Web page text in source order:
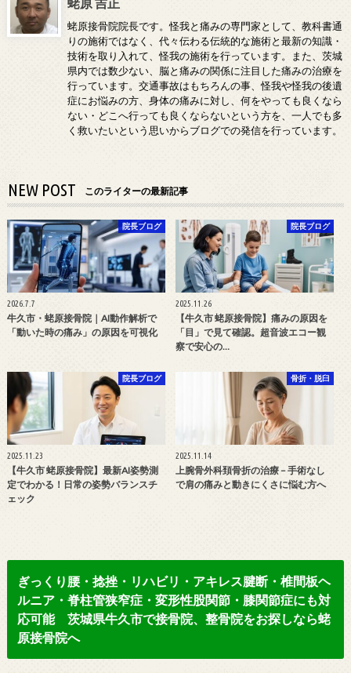
蛯原接骨院院長です。怪我と痛みの専門家として、教科書通
りの施術ではなく、代々伝わる伝統的な施術と最新の知識・
技術を取り入れて、怪我の施術を行っています。また、茨城
県内では数少ない、脳と痛みの関係に注目した痛みの治療を
行っています。交通事故はもちろんの事、怪我や怪我の後遺
症にお悩みの方、身体の痛みに対し、何をやっても良くなら
ない・どこへ行っても良くならないという方を、一人でも多
く救いたいという思いからブログでの発信を行っています。
NEW POST このライターの最新記事
院長ブログ
2026.7.7
牛久市・蛯原接骨院｜AI動作解析で
「動いた時の痛み」の原因を可視化
院長ブログ
2025.11.26
【牛久市 蛯原接骨院】痛みの原因を
「目」で見て確認。超音波エコー観
察で安心の…
院長ブログ
2025.11.23
【牛久市 蛯原接骨院】最新AI姿勢測
定でわかる！日常の姿勢バランスチ
ェック
骨折・脱臼
2025.11.14
上腕骨外科頚骨折の治療 – 手術なし
で肩の痛みと動きにくさに悩む方へ
ぎっくり腰・捻挫・リハビリ・アキレス腱断・椎間板ヘ
ルニア・脊柱管狭窄症・変形性股関節・膝関節症にも対
応可能 茨城県牛久市で接骨院、整骨院をお探しなら蛯
原接骨院へ